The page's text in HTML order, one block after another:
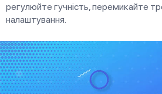
регулюйте гучність, перемикайте
налаштування.